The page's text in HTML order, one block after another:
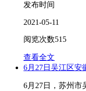
发布时间
2021-05-11
阅览次数515
查看全文
6月27日吴江区安
6月27日，苏州市